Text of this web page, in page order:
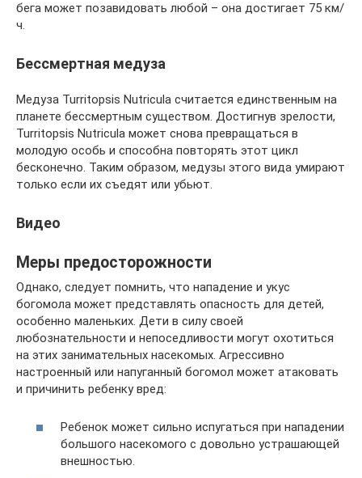
бега может позавидовать любой – она достигает 75 км/
ч.
Бессмертная медуза
Медуза Turritopsis Nutricula считается единственным на
планете бессмертным существом. Достигнув зрелости,
Turritopsis Nutricula может снова превращаться в
молодую особь и способна повторять этот цикл
бесконечно. Таким образом, медузы этого вида умирают
только если их съедят или убьют.
Видео
Меры предосторожности
Однако, следует помнить, что нападение и укус
богомола может представлять опасность для детей,
особенно маленьких. Дети в силу своей
любознательности и непоседливости могут охотиться
на этих занимательных насекомых. Агрессивно
настроенный или напуганный богомол может атаковать
и причинить ребенку вред:
Ребенок может сильно испугаться при нападении
большого насекомого с довольно устрашающей
внешностью.